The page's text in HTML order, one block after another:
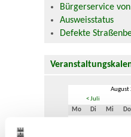
Bürgerservice von
Ausweisstatus
Defekte
August
< Juli
Mo
Di Mi Do